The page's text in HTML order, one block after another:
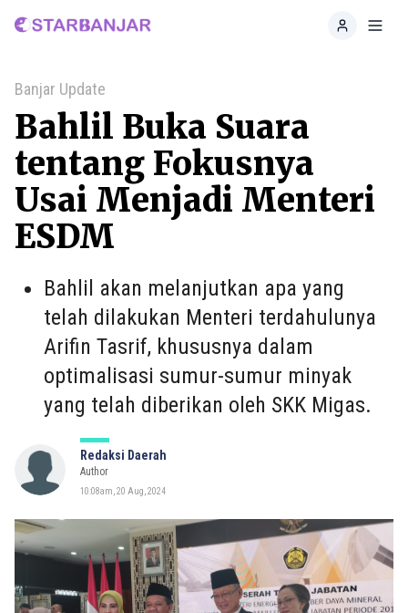
Home
Banjar Update
Bahlil Buka Suara
tentang Fokusnya
Usai Menjadi Menteri
ESDM
Bahlil akan melanjutkan apa yang
telah dilakukan Menteri terdahulunya
Arifin Tasrif, khususnya dalam
optimalisasi sumur-sumur minyak
yang telah diberikan oleh SKK Migas.
Redaksi Daerah
Author
10:08am, 20 Aug, 2024